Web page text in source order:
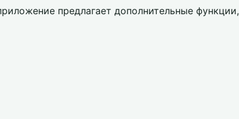
предлагает дополнительные функции,